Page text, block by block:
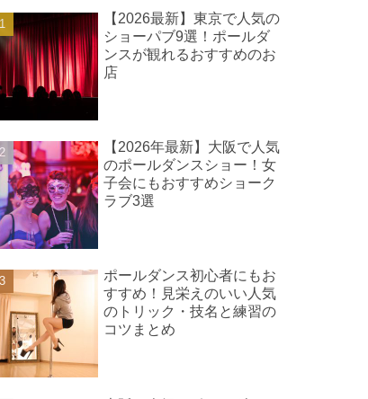
【2026最新】東京で人気の
ショーパブ9選！ポールダ
ンスが観れるおすすめのお
店
【2026年最新】大阪で人気
のポールダンスショー！女
子会にもおすすめショーク
ラブ3選
ポールダンス初心者にもお
すすめ！見栄えのいい人気
のトリック・技名と練習の
コツまとめ